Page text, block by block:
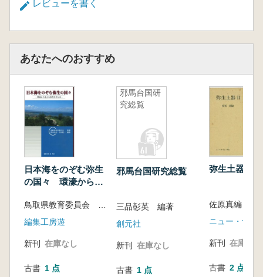
レビューを書く
あなたへのおすすめ
日本海をのぞむ弥生
の国々 環濠から見
編集工房遊
新刊 在庫なし
古書 1 点
邪馬台国研
究総覧
邪馬台国研究総覧
三品彰英 編著
創元社
新刊 在庫なし
古書 1 点
弥生土器 2
佐原真
ニュー・サイ
新刊 在庫なし
古書 2 点